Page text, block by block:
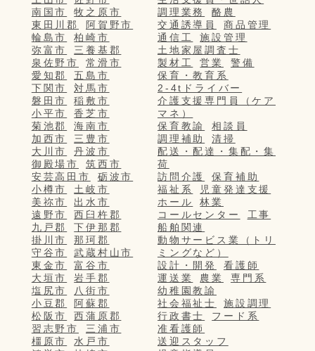
南国市
牧之原市
東田川郡
阿賀野市
輪島市
柏崎市
弥富市
三養基郡
泉佐野市
常滑市
愛知郡
五島市
下関市
対馬市
磐田市
稲敷市
小平市
香芝市
菊池郡
海南市
加西市
三豊市
大川市
丹波市
御殿場市
筑西市
安芸高田市
砺波市
小樽市
土岐市
美祢市
出水市
遠野市
西臼杵郡
九戸郡
下伊那郡
掛川市
那珂郡
守谷市
武蔵村山市
東金市
富谷市
大垣市
岩手郡
塩尻市
八街市
小豆郡
阿蘇郡
松阪市
西蒲原郡
習志野市
三浦市
橿原市
水戸市
調理業務
酪農
交通誘導員
商品管理
通信工
施設管理
土地家屋調査士
製材工
営業
警備
保育・教育系
2-4tドライバー
介護支援専門員（ケア
マネ）
保育教諭
相談員
調理補助
清掃
配送・配達・集配・集
荷
訪問介護
保育補助
福祉系
児童発達支援
ホール
林業
コールセンター
工事
船舶関連
動物サービス業（トリ
ミングなど）
設計・開発
看護師
運送業
農業
専門系
幼稚園教諭
社会福祉士
施設調理
行政書士
フード系
准看護師
送迎スタッフ